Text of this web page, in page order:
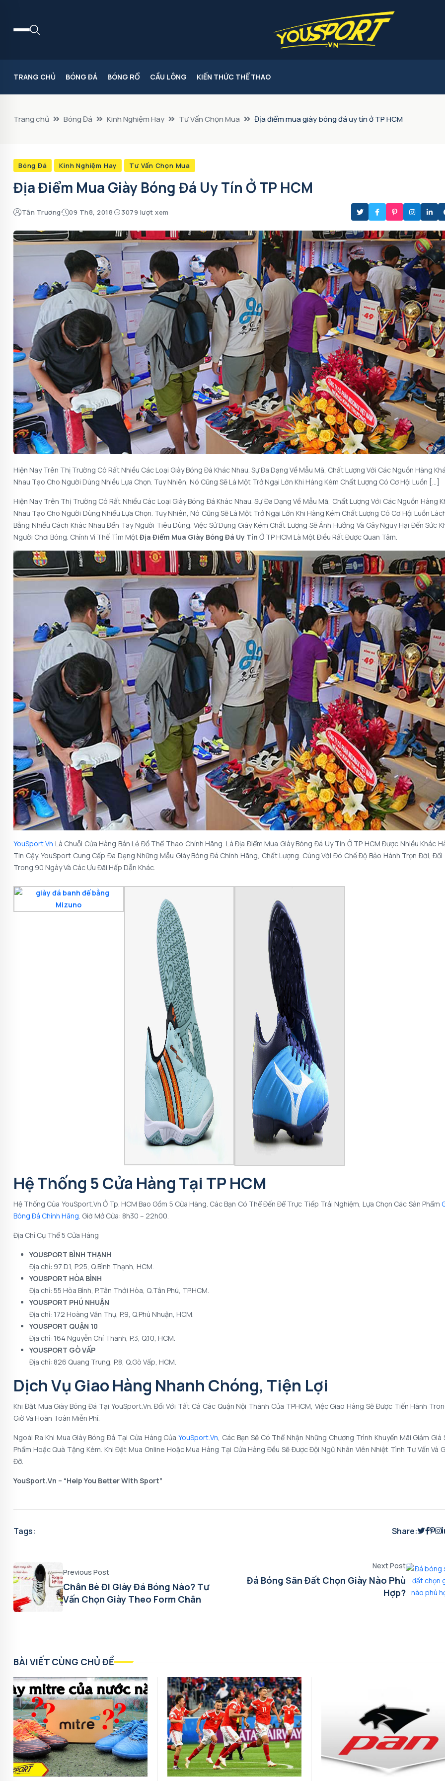
TRANG CHỦ BÓNG ĐÁ BÓNG RỔ CẦU LÔNG KIẾN THỨC THỂ THAO
Trang chủ Bóng Đá Kinh Nghiệm Hay Tư Vấn Chọn Mua Địa điểm mua giày bóng đá uy tín ở TP HCM
Bóng Đá Kinh Nghiệm Hay Tư Vấn Chọn Mua
Địa Điểm Mua Giày Bóng Đá Uy Tín Ở TP HCM
Tân Trương 09 Th8, 2018 3079 lượt xem
Hiện Nay Trên Thị Trường Có Rất Nhiều Các Loại Giày Bóng Đá Khác Nhau. Sự Đa Dạng Về Mẫu Mã, Chất Lượng Với Các Nguồn Hàng
Nhau Tạo Cho Người Dùng Nhiều Lựa Chọn. Tuy Nhiên, Nó Cũng Sẽ Là Một Trở Ngại Lớn Khi Hàng Kém Chất Lượng Có Cơ Hội Luồn […]
Hiện Nay Trên Thị Trường Có Rất Nhiều Các Loại Giày Bóng Đá Khác Nhau. Sự Đa Dạng Về Mẫu Mã, Chất Lượng Với Các Nguồn Hàng
Nhau Tạo Cho Người Dùng Nhiều Lựa Chọn. Tuy Nhiên, Nó Cũng Sẽ Là Một Trở Ngại Lớn Khi Hàng Kém Chất Lượng Có Cơ Hội Luồn
Bằng Nhiều Cách Khác Nhau Đến Tay Người Tiêu Dùng. Việc Sử Dụng Giày Kém Chất Lượng Sẽ Ảnh Hưởng Và Gây Nguy Hại Đến Sức
Người Chơi Bóng. Chính Vì Thế Tìm MộtĐịa Điểm Mua Giày Bóng Đá Uy Tín Ở TP HCM Là Một Điều Rất Được Quan Tâm.
YouSport.vn Là Chuỗi Cửa Hàng Bán Lẻ Đồ Thể Thao Chính Hãng. LàĐịa Điểm Mua Giày Bóng Đá Uy Tín Ở TP HCM Được Nhiều Khác
Tin Cậy. YouSport Cung Cấp Đa Dạng Những Mẫu Giày Bóng Đá Chính Hãng, Chất Lượng. Cùng Với Đó Chế Độ Bảo Hành Trọn Đời, Đổi
Trong 90 Ngày Và Các Ưu Đãi Hấp Dẫn Khác.
Hệ Thống 5 Cửa Hàng Tại TP HCM
Hệ Thống Của YouSport.vn Ở Tp. HCM Bao Gồm 5 Cửa Hàng. Các Bạn Có Thể Đến Để Trực Tiếp Trải Nghiệm, Lựa Chọn Các Sản Phẩm
Bóng Đá Chính Hãng. Giờ Mở Cửa: 8h30 – 22h00.
Địa Chỉ Cụ Thể 5 Cửa Hàng
YOUSPORT BÌNH THẠNH
Địa chỉ: 97 D1, P.25, Q.Bình Thạnh, HCM.
YOUSPORT HÒA BÌNH
Địa chỉ: 55 Hòa Bình, P.Tân Thới Hòa, Q.Tân Phú, TP.HCM.
YOUSPORT PHÚ NHUẬN
Địa chỉ: 172 Hoàng Văn Thụ, P.9, Q.Phú Nhuận, HCM.
YOUSPORT QUẬN 10
Địa chỉ: 164 Nguyễn Chí Thanh, P.3, Q.10, HCM.
YOUSPORT GÒ VẤP
Địa chỉ: 826 Quang Trung, P.8, Q.Gò Vấp, HCM.
Dịch Vụ Giao Hàng Nhanh Chóng, Tiện Lợi
Khi Đặt Mua Giày Bóng Đá Tại YouSport.vn. Đối Với Tất Cả Các Quận Nội Thành Của TPHCM, Việc Giao Hàng Sẽ Được Tiến Hành
Giờ Và Hoàn Toàn Miễn Phí.
Ngoài Ra Khi Mua Giày Bóng Đá Tại Cửa Hàng CủaYouSport.vn, Các Bạn Sẽ Có Thể Nhận Những Chương Trình Khuyến Mãi Giảm Giá
Phẩm Hoặc Quà Tặng Kèm. Khi Đặt Mua Online Hoặc Mua Hàng Tại Cửa Hàng Đều Sẽ Được Đội Ngũ Nhân Viên Nhiệt Tình Tư Vấn Và
Đỡ.
YouSport.vn – “Help You Better With Sport”
Tags: Share:
Previous Post
Chân Bè Đi Giày Đá Bóng Nào? Tư
Vấn Chọn Giày Theo Form Chân
Next Post
Đá Bóng Sân Đất Chọn Giày Nào Phù
Hợp?
BÀI VIẾT CÙNG CHỦ ĐỀ